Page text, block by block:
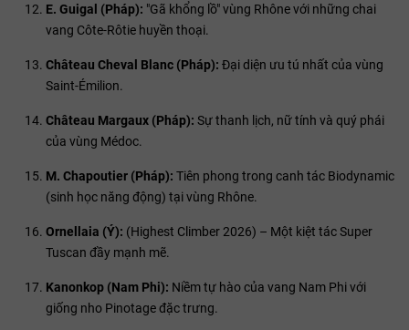
E. Guigal (Pháp): "Gã khổng lồ" vùng Rhône với những chai
vang Côte-Rôtie huyền thoại.
Château Cheval Blanc (Pháp): Đại diện ưu tú nhất của vùng
Saint-Émilion.
Château Margaux (Pháp): Sự thanh lịch, nữ tính và quý phái
của vùng Médoc.
M. Chapoutier (Pháp): Tiên phong trong canh tác Biodynamic
(sinh học năng động) tại vùng Rhône.
Ornellaia (Ý): (Highest Climber 2026) – Một kiệt tác Super
Tuscan đầy mạnh mẽ.
Kanonkop (Nam Phi): Niềm tự hào của vang Nam Phi với
giống nho Pinotage đặc trưng.